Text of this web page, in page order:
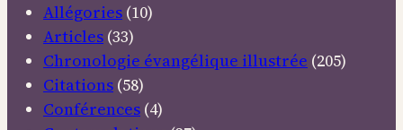
Allégories (10)
Articles (33)
Chronologie évangélique illustrée (205)
Citations (58)
Conférences (4)